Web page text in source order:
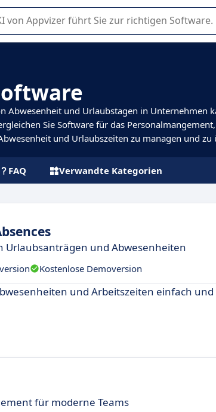
Sie bei der Nutzung oder Auswahl von SaaS-
Abwesenheit und Urlaubstagen in Unternehmen
Sie Software für das
und Urlaubszeiten zu managen und zu
FAQ Verwandte Kategorien
Urlaubsanträgen und Abwesenheiten
Kostenlose Demoversion
und Arbeitszeiten einfach
für moderne Teams